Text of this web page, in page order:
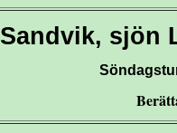
Sandvik, sjön